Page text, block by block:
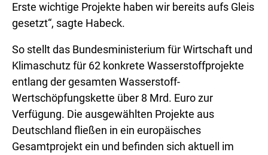
Erste wichtige Projekte haben wir bereits aufs Gleis
gesetzt“, sagte Habeck.
So stellt das Bundesministerium für Wirtschaft und
Klimaschutz für 62 konkrete Wasserstoffprojekte
entlang der gesamten Wasserstoff-
Wertschöpfungskette über 8 Mrd. Euro zur
Verfügung. Die ausgewählten Projekte aus
Deutschland fließen in ein europäisches
Gesamtprojekt ein und befinden sich aktuell im